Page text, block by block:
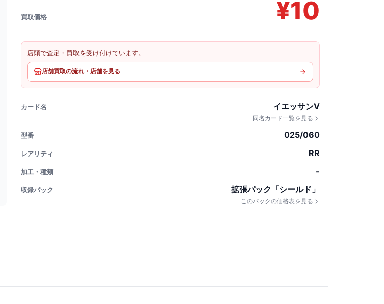
買取価格 ¥10
店頭で査定・買取を受け付けています。
店舗買取の流れ・店舗を見る
カード名 イエッサンV
同名カード一覧を見る
型番 025/060
レアリティ RR
加工・種類 -
収録パック 拡張パック「シールド」
このパックの価格表を見る